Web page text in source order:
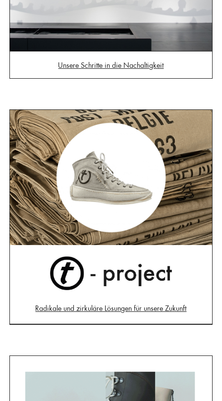
Unsere Schritte in die Nachaltigkeit
Radikale und zirkuläre Lösungen für unsere Zukunft